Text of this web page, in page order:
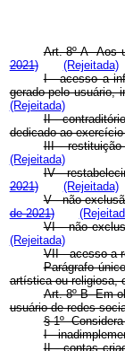
Art. 8º-A Aos
2021)
(Rejeitada)
I - acesso a
gerado pelo
(Rejeitada)
II -
dedicado ao
III -
(Rejeitada)
IV -
2021)
(Rejeitada)
V - não
de 2021)
VI - não
(Rejeitada)
VII - acesso a
Parágrafo
artística ou
Art. 8º-B Em
usuário de redes
§ 1º
I -
II - contas